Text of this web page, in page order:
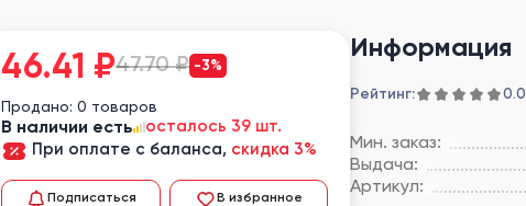
Информация
Рейтинг: 0.0
Мин. заказ:
Выдача:
Артикул:
46.41 ₽47.70 ₽ -3%
Продано: 0 товаров
В наличии есть
осталось 39 шт.
При оплате с баланса, скидка 3%
Подписаться В избранное